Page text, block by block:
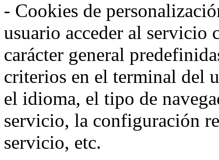
- Cookies de
usuario acceder al servicio
carácter general
criterios en el terminal del
el idioma, el tipo de
servicio, la configuración
servicio, etc.